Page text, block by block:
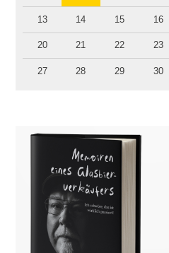
13 14 15 16
20 21 22 23
27 28 29 30